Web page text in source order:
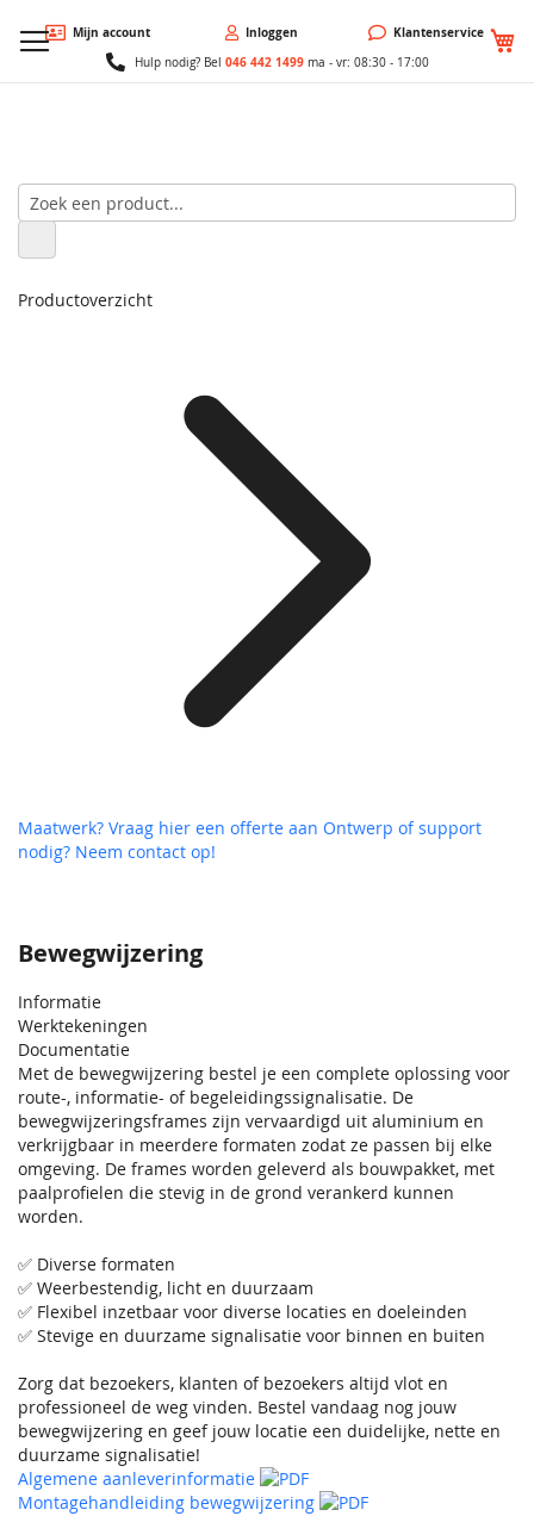
Mijn account Inloggen Klantenservice
Hulp nodig? Bel 046 442 1499ma - vr: 08:30 - 17:00
Bewegwijzering
Informatie
Werktekeningen
Documentatie
Met de bewegwijzering bestel je een complete oplossing voor
route-, informatie- of begeleidingssignalisatie. De
bewegwijzeringsframes zijn vervaardigd uit aluminium en
verkrijgbaar in meerdere formaten zodat ze passen bij elke
omgeving. De frames worden geleverd als bouwpakket, met
paalprofielen die stevig in de grond verankerd kunnen
worden.
✅ Diverse formaten
✅ Weerbestendig, licht en duurzaam
✅ Flexibel inzetbaar voor diverse locaties en doeleinden
✅ Stevige en duurzame signalisatie voor binnen en buiten
Zorg dat bezoekers, klanten of bezoekers altijd vlot en
professioneel de weg vinden. Bestel vandaag nog jouw
bewegwijzering en geef jouw locatie een duidelijke, nette en
duurzame signalisatie!
Algemene aanleverinformatie
Montagehandleiding bewegwijzering
Productoverzicht
Maatwerk? Vraag hier een offerte aan Ontwerp of support
nodig? Neem contact op!